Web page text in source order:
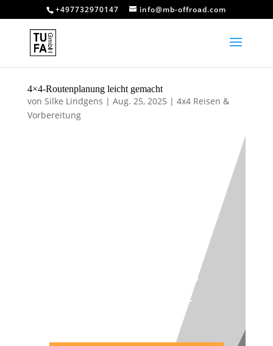
+497732970147 info@mb-offroad.com
4×4-Routenplanung leicht gemacht
von Silke Lindgens | Aug. 25, 2025 | 4x4 Reisen &
Vorbereitung
Routenplanung
leicht gemacht